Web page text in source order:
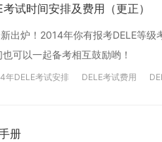
试时间安排及费用（更正）
出炉！2014年你有报考DELE等
可以一起备考相互鼓励哟！
年DELE考试安排 DELE考试费用
册